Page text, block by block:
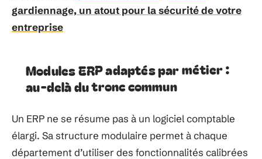
gardiennage, un atout pour la sécurité de votre
entreprise
Modules ERP adaptés par métier :
au-delà du tronc commun
Un ERP ne se résume pas à un logiciel comptable
élargi. Sa structure modulaire permet à chaque
département d’utiliser des fonctionnalités calibrées